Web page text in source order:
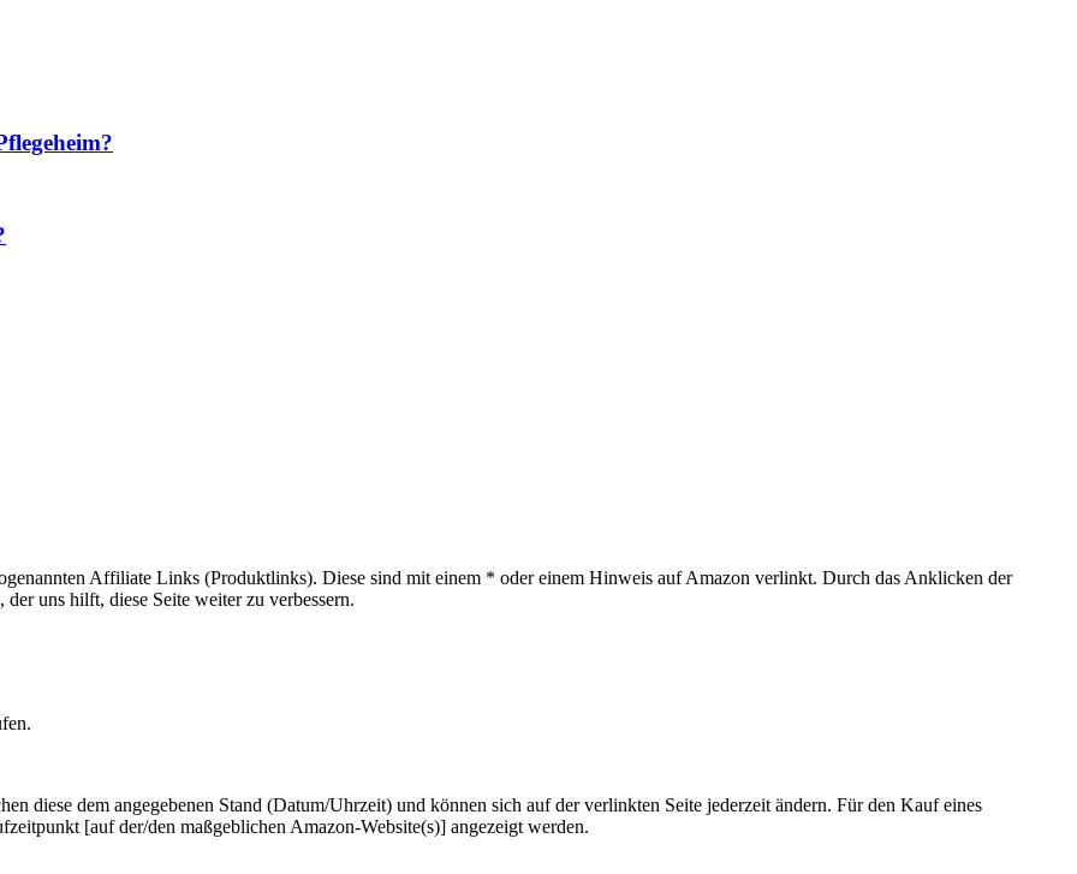
Affiliate Links (Produktlinks). Diese sind mit einem * oder einem Hinweis auf Amazon verlinkt. Durch das Anklicken der
uns hilft, diese Seite weiter zu verbessern.
diese dem angegebenen Stand (Datum/Uhrzeit) und können sich auf der verlinkten Seite jederzeit ändern. Für den Kauf eines
[auf der/den maßgeblichen Amazon-Website(s)] angezeigt werden.